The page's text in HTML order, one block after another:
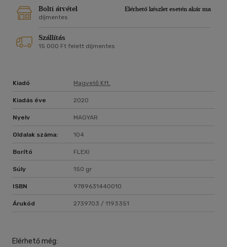
Bolti átvétel
Elérhető készlet esetén akár ma
díjmentes
Szállítás
15 000 Ft felett díjmentes
Kiadó Magvető Kft.
Kiadás éve 2020
Nyelv MAGYAR
Oldalak száma: 104
Borító FLEXI
Súly 150 gr
ISBN 9789631440010
Árukód 2739703 / 1193351
Elérhető még: